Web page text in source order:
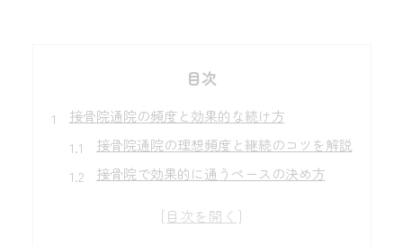
目次
接骨院通院の頻度と効果的な続け方
接骨院通院の理想頻度と継続のコツを解説
接骨院で効果的に通うペースの決め方